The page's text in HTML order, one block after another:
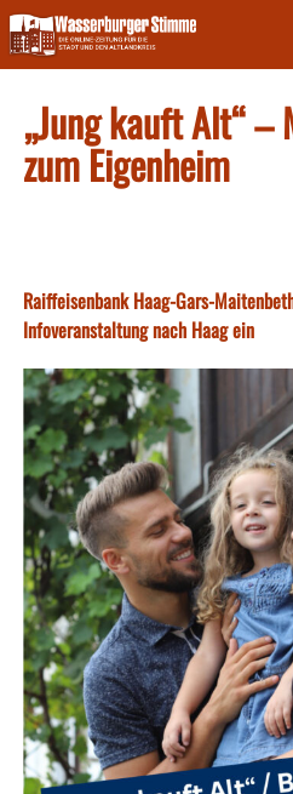
Skip
to
content
„Jung kauft Alt“ –
zum Eigenheim
Raiffeisenbank Haag-Gars-
Infoveranstaltung nach Haag ein